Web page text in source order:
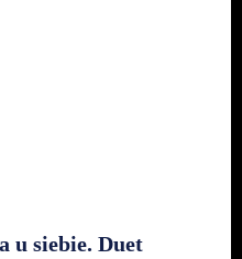
u siebie. Duet